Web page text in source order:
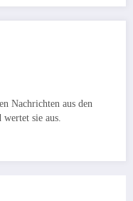
Nachrichten aus den
sie aus.